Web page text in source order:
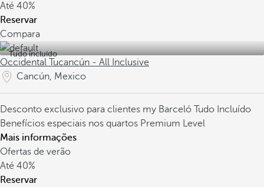
Até 40%
Reservar
Compara
Tudo incluído
Occidental Tucancún - All Inclusive
Cancún, Mexico
Desconto exclusivo para clientes my Barceló Tudo Incluído
Benefícios especiais nos quartos Premium Level
Mais informações
Ofertas de verão
Até 40%
Reservar